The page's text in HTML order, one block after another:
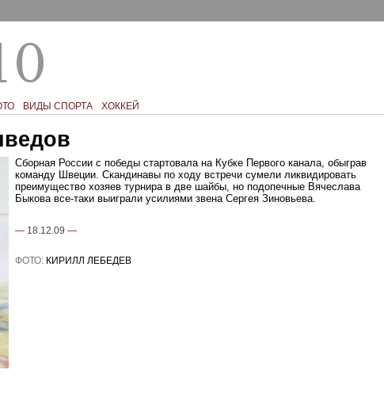
ВИДЫ СПОРТА ХОККЕЙ
Сборная России с победы стартовала на Кубке Первого канала, обыграв
команду Швеции. Скандинавы по ходу встречи сумели ликвидировать
преимущество хозяев турнира в две шайбы, но подопечные Вячеслава
Быкова все-таки выиграли усилиями звена Сергея Зиновьева.
— 18.12.09 —
ФОТО: КИРИЛЛ ЛЕБЕДЕВ